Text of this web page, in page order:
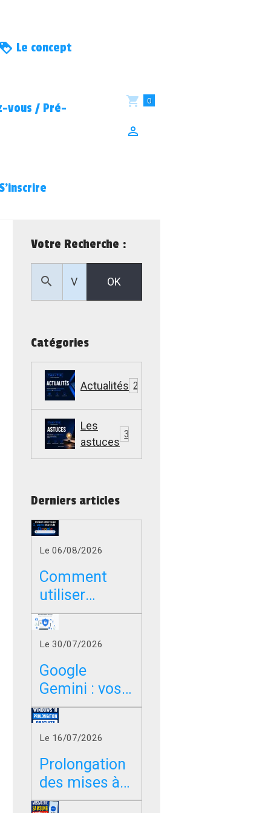
Le concept
vous / Pré-
0
Votre Recherche :
OK
Catégories
Actualités 22
Les
astuces
307
Derniers articles
Le 06/08/2026
Comment
utiliser
Google sans
les résumés
IA dans
Chrome, Edge
et Firefox ?
Le 30/07/2026
Google
Gemini : vos
photos,
vidéos et
messages
peuvent-ils
servir à
entraîner l’IA
Le 16/07/2026
Prolongation
des mises à
jour de